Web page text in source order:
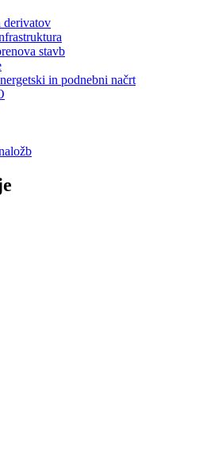
derivatov
stavb
in podnebni načrt